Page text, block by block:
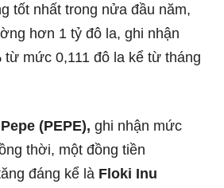
tốt nhất trong nửa đầu năm,
hơn 1 tỷ đô la, ghi nhận
từ mức 0,111 đô la kể từ tháng
Pepe (PEPE), ghi nhận mức
thời, một đồng tiền
đáng kể là Floki Inu